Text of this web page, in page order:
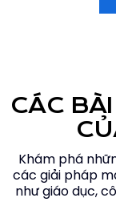
CÁC
Khám phá
các giải pháp
như giáo dục,